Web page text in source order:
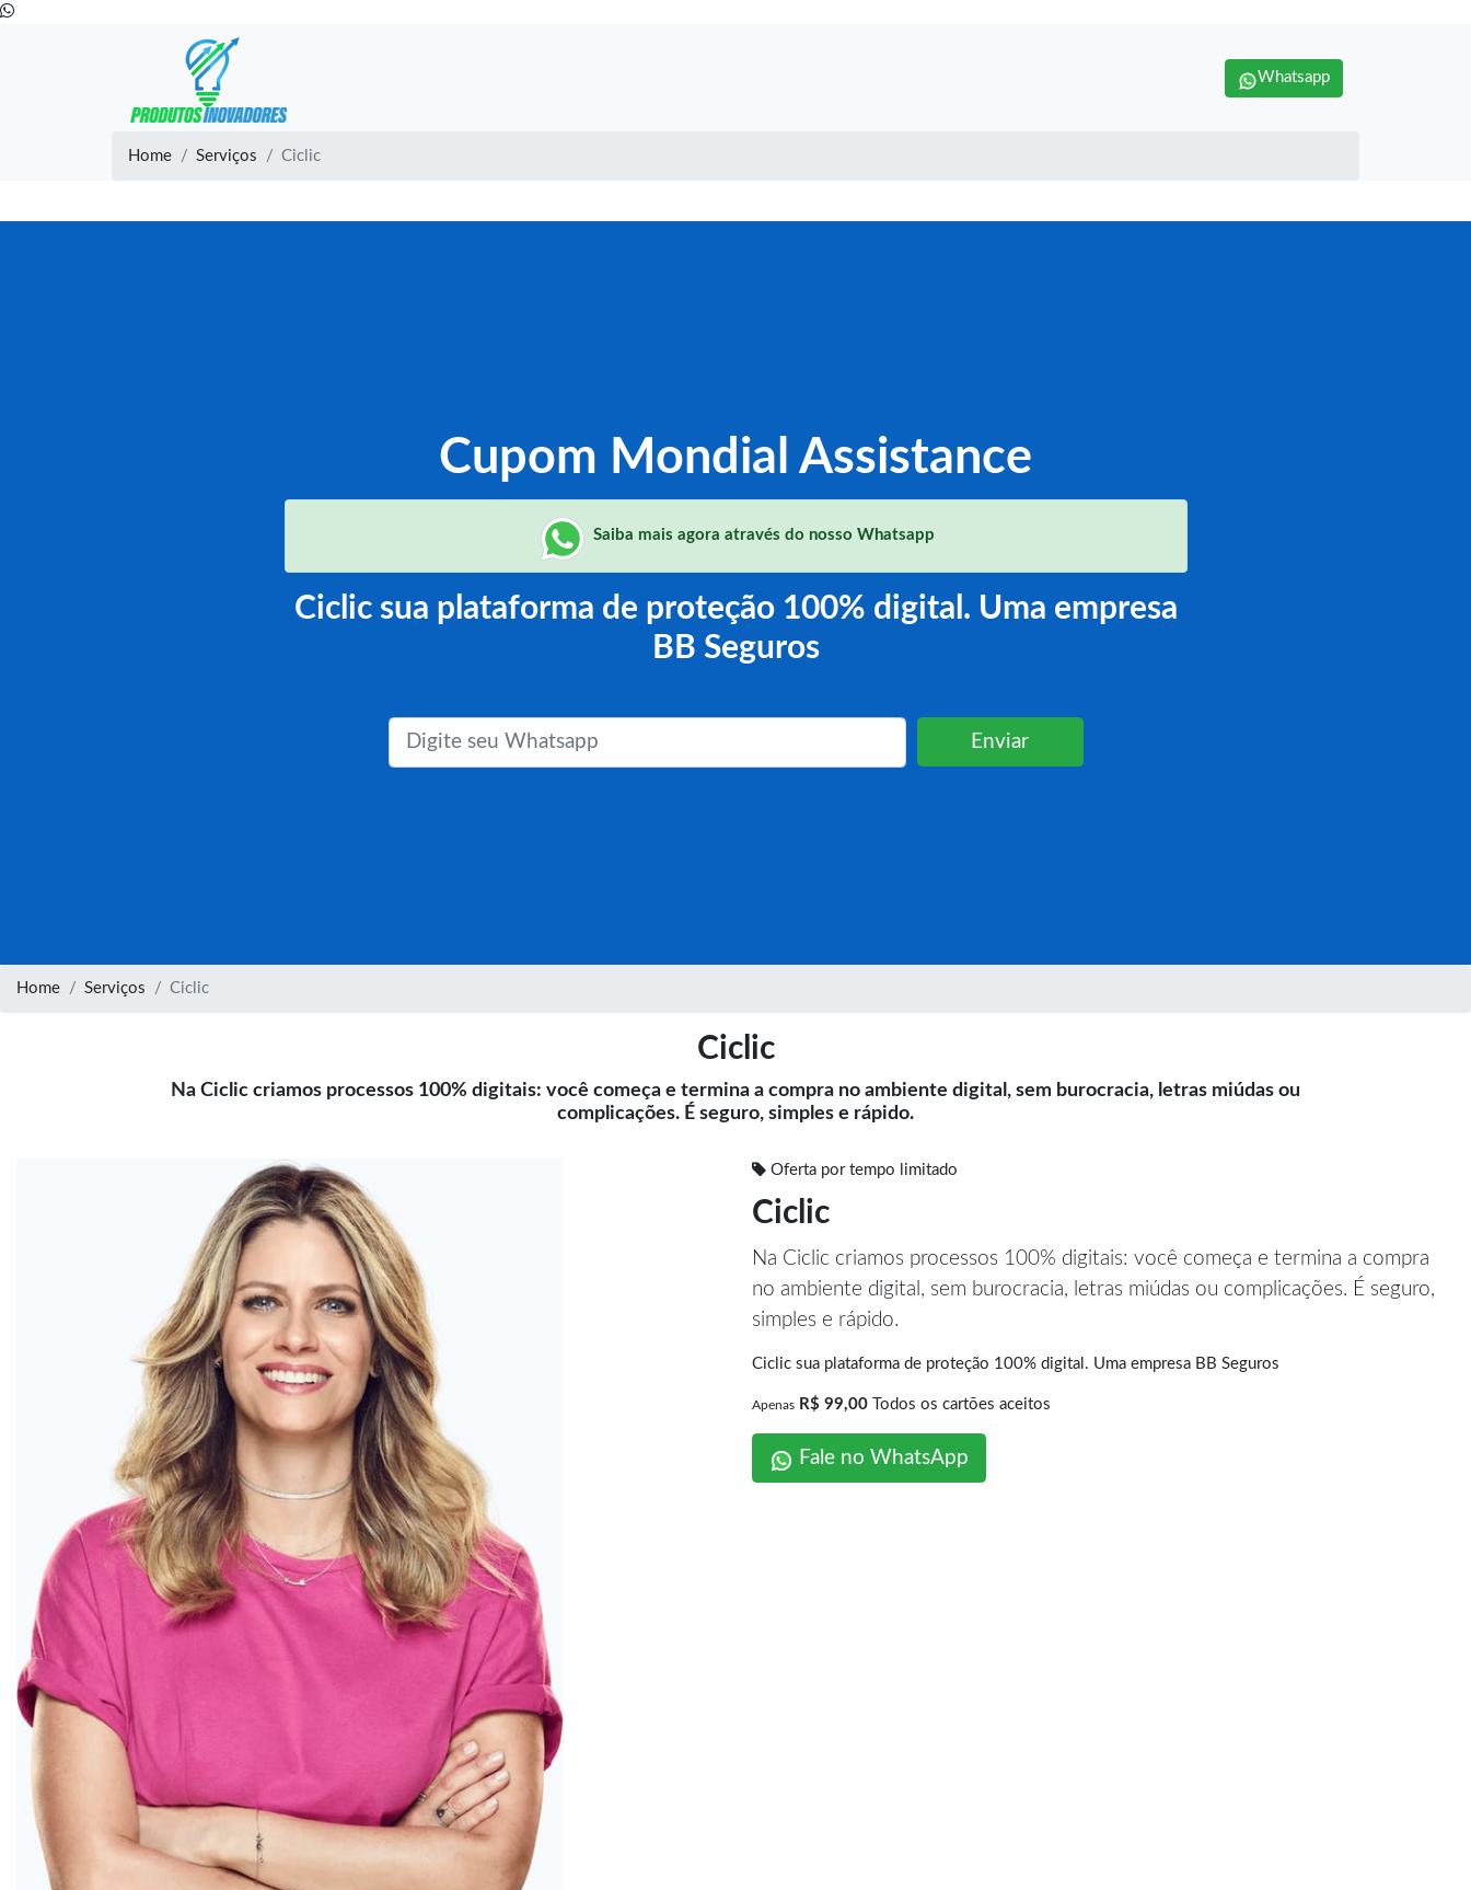
Whatsapp
Home Serviços Ciclic
Cupom Mondial Assistance
Saiba mais agora através do nosso Whatsapp
Ciclic sua plataforma de proteção 100% digital. Uma empresa
BB Seguros
Enviar
Home Serviços Ciclic
Ciclic
Na Ciclic criamos processos 100% digitais: você começa e termina a compra no ambiente digital, sem burocracia, letras miúdas ou
complicações. É seguro, simples e rápido.
Oferta por tempo limitado
Ciclic
Na Ciclic criamos processos 100% digitais: você começa e termina a compra
no ambiente digital, sem burocracia, letras miúdas ou complicações. É seguro,
simples e rápido.
Ciclic sua plataforma de proteção 100% digital. Uma empresa BB Seguros
Apenas R$ 99,00 Todos os cartões aceitos
Fale no WhatsApp